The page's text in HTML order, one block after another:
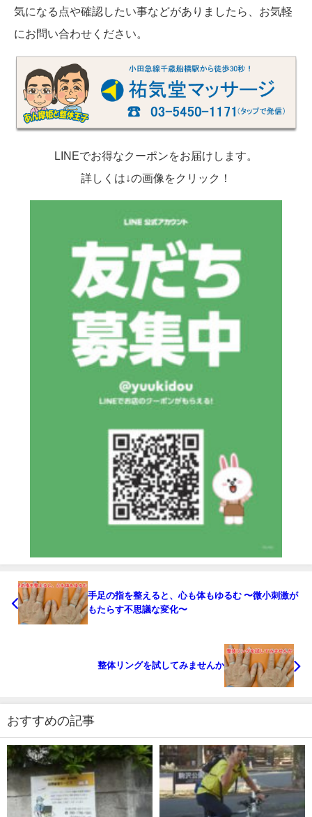
気になる点や確認したい事などがありましたら、お気軽
にお問い合わせください。
LINEでお得なクーポンをお届けします。
詳しくは↓の画像をクリック！
手足の指を整えると、心も体もゆるむ 〜微小刺激が
もたらす不思議な変化〜
整体リングを試してみませんか
おすすめの記事